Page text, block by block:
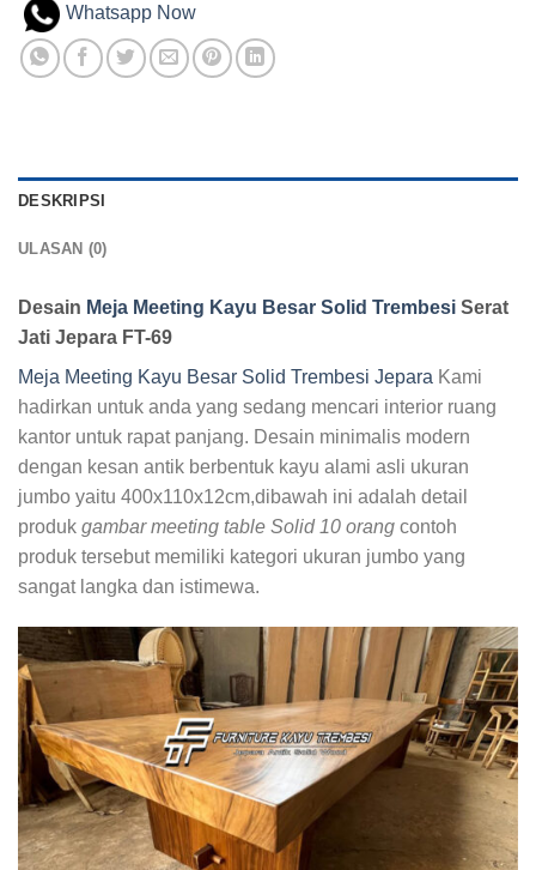
Whatsapp Now
DESKRIPSI
ULASAN (0)
Desain Meja Meeting Kayu Besar Solid Trembesi Serat
Jati Jepara FT-69
Meja Meeting Kayu Besar Solid Trembesi Jepara Kami
hadirkan untuk anda yang sedang mencari interior ruang
kantor untuk rapat panjang. Desain minimalis modern
dengan kesan antik berbentuk kayu alami asli ukuran
jumbo yaitu 400x110x12cm,dibawah ini adalah detail
produk gambar meeting table Solid 10 orang contoh
produk tersebut memiliki kategori ukuran jumbo yang
sangat langka dan istimewa.